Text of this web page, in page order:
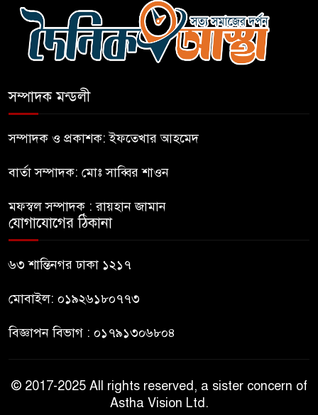
সচিবালয় অভিমুখে ১১ দলীয়
ঐক্যের পদযাত্রা আটকে দিলো
সুযোগ দেওয়ায় ঢাকার ক্ষোভ
অনুষ্ঠানস্থল থেকে বের করে
সম্পাদক মন্ডলী
সম্পাদক ও প্রকাশক: ইফতেখার আহমেদ
বার্তা সম্পাদক: মোঃ সাব্বির শাওন
মফস্বল সম্পাদক : রায়হান জামান
যোগাযোগের ঠিকানা
৬৩ শান্তিনগর ঢাকা ১২১৭
মোবাইল: ০১৯২৬১৮০৭৭৩
বিজ্ঞাপন বিভাগ : ০১৭৯১৩০৬৮০৪
© 2017-2025 All rights reserved, a sister concern of
Astha Vision Ltd.